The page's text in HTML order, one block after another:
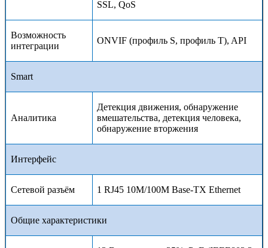
SSL, QoS
Возможность
интеграции
ONVIF (профиль S, профильT), API
Smart
Аналитика
Детекция движения, обнаружение
вмешательства, детекция человека,
обнаружение вторжения
Интерфейс
Сетевой разъём 1 RJ45 10M/100M Base-TX Ethernet
Общие характеристики